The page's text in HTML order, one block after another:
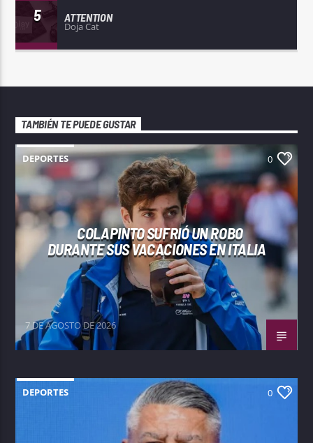
5 ATTENTION
Doja Cat
TAMBIÉN TE PUEDE GUSTAR
DEPORTES 0
COLAPINTO SUFRIÓ UN ROBO
DURANTE SUS VACACIONES EN ITALIA
7 DE AGOSTO DE 2026
DEPORTES 0